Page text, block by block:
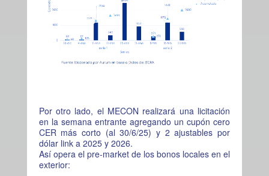
Por otro lado, el MECON realizará una licitación
en la semana entrante agregando un cupón cero
CER más corto (al 30/6/25) y 2 ajustables por
dólar link a 2025 y 2026.
Así opera el pre-market de los bonos locales en el
exterior: